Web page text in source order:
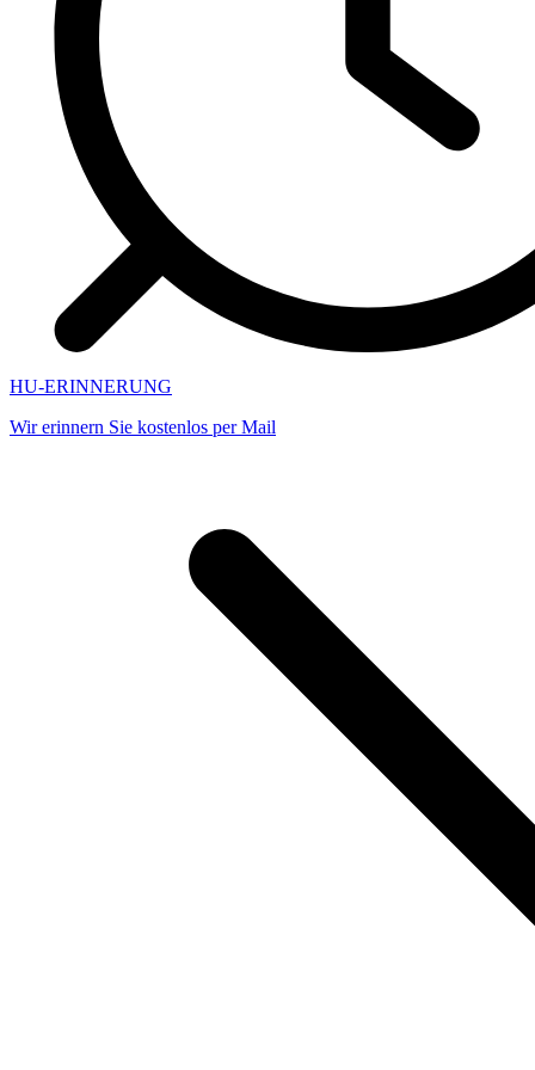
HU-ERINNERUNG
Wir erinnern Sie kostenlos per Mail